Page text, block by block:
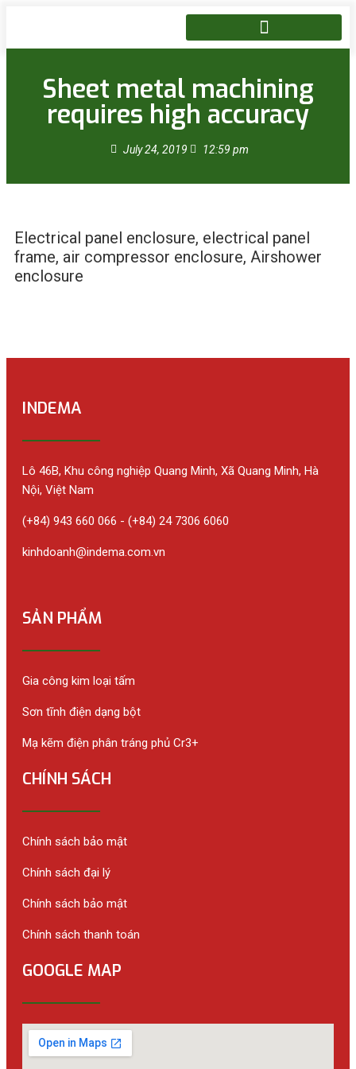
Sheet metal machining
requires high accuracy
July 24, 2019 12:59 pm
Electrical panel enclosure, electrical panel
frame, air compressor enclosure, Airshower
enclosure
INDEMA
Lô 46B, Khu công nghiệp Quang Minh, Xã Quang Minh, Hà
Nội, Việt Nam
(+84) 943 660 066 - (+84) 24 7306 6060
kinhdoanh@indema.com.vn
SẢN PHẨM
Gia công kim loại tấm
Sơn tĩnh điện dạng bột
Mạ kẽm điện phân tráng phủ Cr3+
CHÍNH SÁCH
Chính sách bảo mật
Chính sách đại lý
Chính sách bảo mật
Chính sách thanh toán
GOOGLE MAP